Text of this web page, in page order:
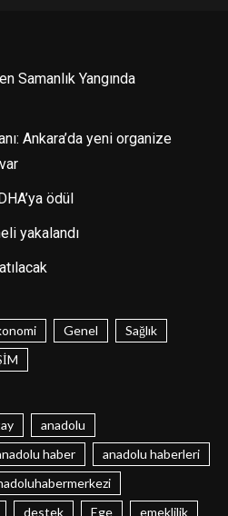
Samanlık Yangında
Ankara’da yeni organize
ödül
yakalandı
Genel
Sağlık
anadolu
haber
anadolu haberleri
destek Ege emeklilik